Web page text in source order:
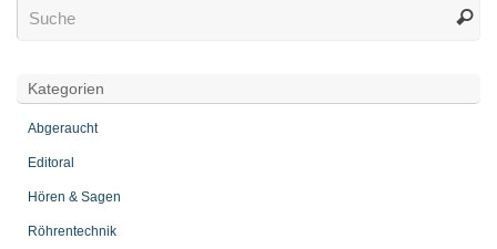
Kategorien
Abgeraucht
Editoral
Hören & Sagen
Röhrentechnik